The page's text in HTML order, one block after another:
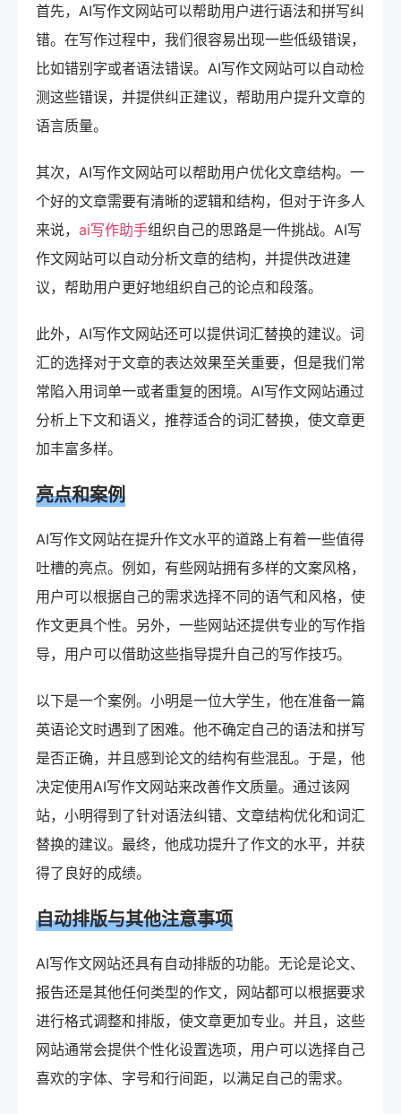
首先，AI写作文网站可以帮助用户进行语法和拼写纠
错。在写作过程中，我们很容易出现一些低级错误，
比如错别字或者语法错误。AI写作文网站可以自动检
测这些错误，并提供纠正建议，帮助用户提升文章的
语言质量。
其次，AI写作文网站可以帮助用户优化文章结构。一
个好的文章需要有清晰的逻辑和结构，但对于许多人
来说， ai写作助手组织自己的思路是一件挑战。AI写
作文网站可以自动分析文章的结构，并提供改进建
议，帮助用户更好地组织自己的论点和段落。
此外，AI写作文网站还可以提供词汇替换的建议。词
汇的选择对于文章的表达效果至关重要，但是我们常
常陷入用词单一或者重复的困境。AI写作文网站通过
分析上下文和语义，推荐适合的词汇替换，使文章更
加丰富多样。
亮点和案例
AI写作文网站在提升作文水平的道路上有着一些值得
吐槽的亮点。例如，有些网站拥有多样的文案风格，
用户可以根据自己的需求选择不同的语气和风格，使
作文更具个性。另外，一些网站还提供专业的写作指
导，用户可以借助这些指导提升自己的写作技巧。
以下是一个案例。小明是一位大学生，他在准备一篇
英语论文时遇到了困难。他不确定自己的语法和拼写
是否正确，并且感到论文的结构有些混乱。于是，他
决定使用AI写作文网站来改善作文质量。通过该网
站，小明得到了针对语法纠错、文章结构优化和词汇
替换的建议。最终，他成功提升了作文的水平，并获
得了良好的成绩。
自动排版与其他注意事项
AI写作文网站还具有自动排版的功能。无论是论文、
报告还是其他任何类型的作文，网站都可以根据要求
进行格式调整和排版，使文章更加专业。并且，这些
网站通常会提供个性化设置选项，用户可以选择自己
喜欢的字体、字号和行间距，以满足自己的需求。